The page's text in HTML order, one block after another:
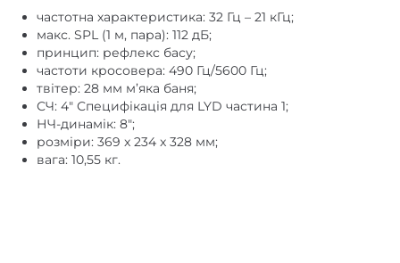
частоти кросовера: 490 Гц/5600 Гц;
твітер: 28 мм м’яка баня;
СЧ: 4″ Специфікація для LYD частина 1;
НЧ-динамік: 8″;
розміри: 369 x 234 x 328 мм;
вага: 10,55 кг.